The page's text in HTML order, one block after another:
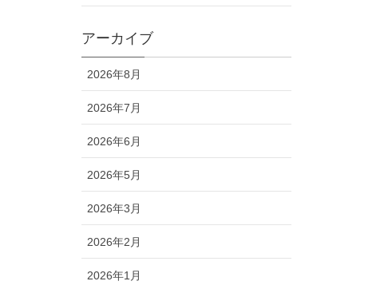
アーカイブ
2026年8月
2026年7月
2026年6月
2026年5月
2026年3月
2026年2月
2026年1月